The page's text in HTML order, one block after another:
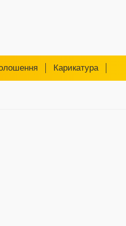
Карикатура